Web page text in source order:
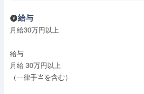
給与
月給30万円以上
給与
月給 30万円以上
（一律手当を含む）